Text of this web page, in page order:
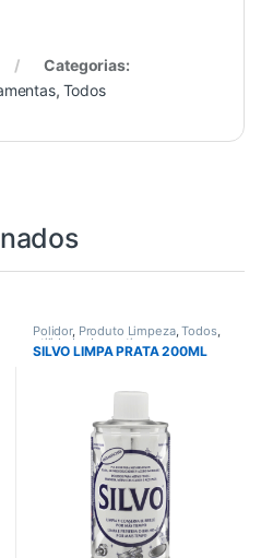
Categorias:
, Todos
Polidor, Produto Limpeza,Todos,
utilidade domestica
SILVO LIMPA PRATA 200ML